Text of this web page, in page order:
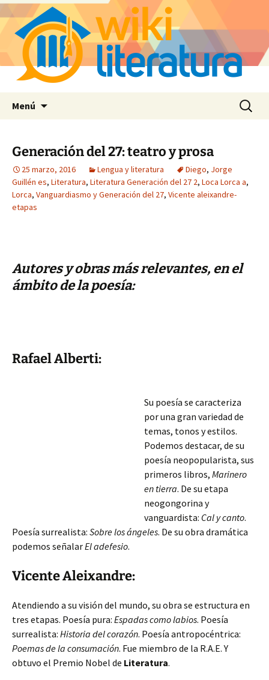
Menú Buscar:
Generación del 27: teatro y prosa
25 marzo, 2016 Lengua y literatura Diego, Jorge
Guillén es, Literatura, Literatura Generación del 27 2, Loca Lorca a,
Lorca, Vanguardiasmo y Generación del 27, Vicente aleixandre-
etapas
Autores y obras más relevantes, en el
ámbito de la poesía:
Rafael Alberti:
Su poesía se caracteriza
por una gran variedad de
temas, tonos y estilos.
Podemos destacar, de su
poesía neopopularista, sus
primeros libros, Marinero
en tierra. De su etapa
neogongorina y
vanguardista: Cal y canto.
Poesía surrealista: Sobre los ángeles. De su obra dramática
podemos señalarEl adefesio.
Vicente Aleixandre:
Atendiendo a su visión del mundo, su obra se estructura en
tres etapas. Poesía pura: Espadascomo labios. Poesía
surrealista: Historia del corazón. Poesía antropocéntrica:
Poemas de la consumación. Fue miembro de la R.A.E. Y
obtuvo el Premio Nobel de Literatura.